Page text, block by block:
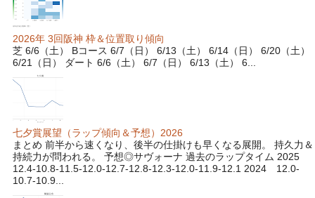
2026年 3回阪神 枠＆位置取り傾向
芝 6/6（土） Bコース 6/7（日） 6/13（土） 6/14（日） 6/20（土）
6/21（日） ダート 6/6（土） 6/7（日） 6/13（土） 6...
七夕賞展望（ラップ傾向＆予想）2026
まとめ 前半から速くなり、後半の仕掛けも早くなる展開。 持久力＆
持続力が問われる。 予想◎サヴォーナ 過去のラップタイム 2025
12.4-10.8-11.5-12.0-12.7-12.8-12.3-12.0-11.9-12.1 2024 12.0-
10.7-10.9...